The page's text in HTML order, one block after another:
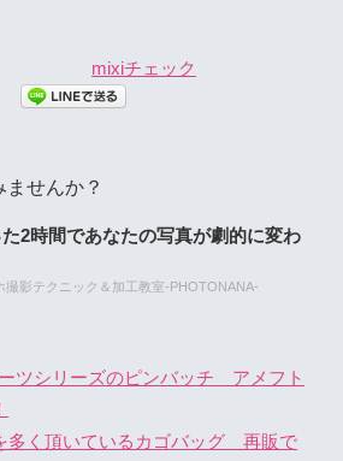
mixiチェック
ませんか？
2時間であなたの写真が劇的に変わ
撮影テクニック＆加工教室-PHOTONANA-
ツシリーズのピンバッチ アメフト
多く頂いているカゴバッグ 再販で